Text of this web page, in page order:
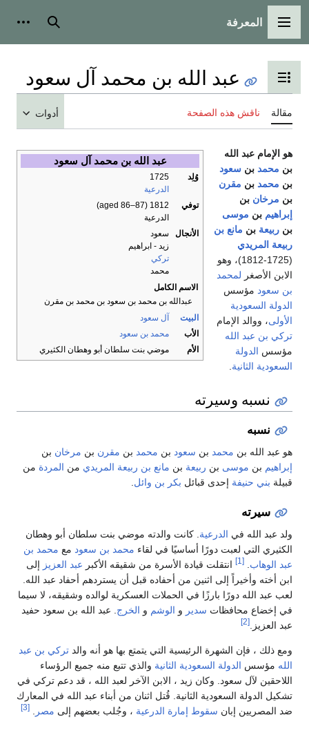
أدوات شخصية
المحتويات
الله بن محمد آل سعود
عبد الله بن محمد آل سعود
وُلِد
1725
الدرعية
توفي
1812 (aged 86–87)
الدرعية
الأنجال
سعود
زيد - ابراهيم
تركي
محمد
الاسم الكامل
عبدالله بن محمد بن سعود بن محمد بن مقرن
البيت
آل سعود
الأب
محمد بن سعود
الأم
موضي بنت سلطان أبو وهطان الكثيري
بنسعود بن محمدبن مقرنبن مرخانبن
ربيعةبنمانع بن ربيعة المريدي من المردةمن
قبائل بكر بن وائل.
. كانت والدته موضي بنت سلطان أبو وهطان
دورًا أساسيًا في لقاءمحمد بن سعودمعمحمد بن
قيادة الأسرة من شقيقه الأكبرعبد العزيزإلى
اثنين من أحفاده قبل أن يستردهم أحفاد عبد الله.
في الحملات العسكرية لوالده وشقيقه، لا سيما
سديروالوشموالخرج . عبد الله بن سعود حفيد
الرئيسية التي يتمتع بها هو أنه والدتركي بن ​​عبد
السعودية الثانية والذي تتبع منه جميع الرؤساء
وكان زيد ، الابن الآخر لعبد الله ، قد دعم تركي في
الثانية. قُتل اثنان من أبناء عبد الله في المعارك
سقوط إمارة الدرعية، وجُلب بعضهم إلىمصر.
[3]